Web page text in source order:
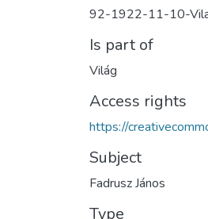
92-1922-11-10-
Is part of
Világ
Access rights
https://
Subject
Fadrusz János
Type